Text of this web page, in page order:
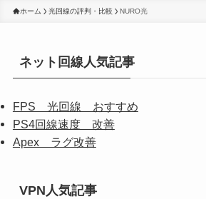
ホーム 光回線の評判・比較 NURO光
ネット回線人気記事
FPS 光回線 おすすめ
PS4回線速度 改善
Apex ラグ改善
VPN人気記事